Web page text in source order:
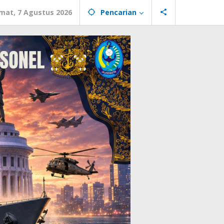
7 Agustus 2026 Pencarian